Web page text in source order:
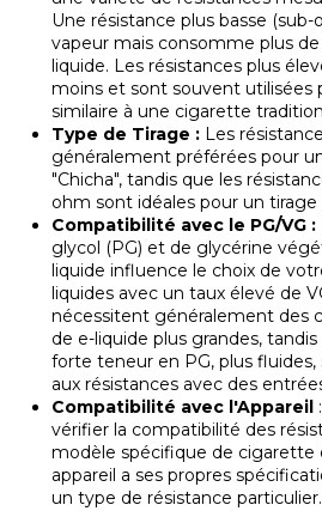
Une résistance plus basse
vapeur mais consomme plus
liquide. Les résistances plus
moins et sont souvent utilisées
similaire à une cigarette
Type de Tirage : Les
généralement préférées pour
"Chicha", tandis que les
ohm sont idéales pour un tirage
Compatibilité avec le PG/VG :
glycol (PG) et de glycérine
liquide influence le choix de
liquides avec un taux élevé de
nécessitent généralement des
de e-liquide plus grandes,
forte teneur en PG, plus
aux résistances avec des
Compatibilité avec l'Appareil
vérifier la compatibilité des
modèle spécifique de cigarette
appareil a ses propres
un type de résistance particulier.